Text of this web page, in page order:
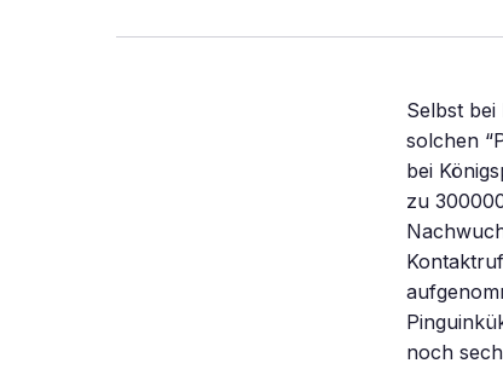
Selbst
solchen
bei
zu
noch